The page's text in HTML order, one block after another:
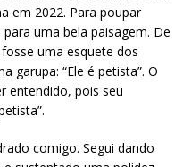
em 2022. Para poupar
uma bela paisagem. De
uma esquete dos
garupa: “Ele é petista”. O
entendido, pois seu
comigo. Segui dando